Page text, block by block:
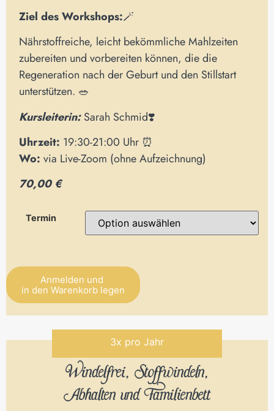
Ziel des Workshops:🪄
Nährstoffreiche, leicht bekömmliche Mahlzeiten
zubereiten und vorbereiten können, die die
Regeneration nach der Geburt und den Stillstart
unterstützen. 🥗
Kursleiterin:Sarah Schmid❣️
Uhrzeit: 19:30-21:00 Uhr ⏰
Wo: via Live-Zoom (ohne Aufzeichnung)
70,00 €
Termin
Anmelden und
in den Warenkorb legen
3x pro Jahr
Windelfrei, Stoffwindeln,
Abhalten und Familienbett